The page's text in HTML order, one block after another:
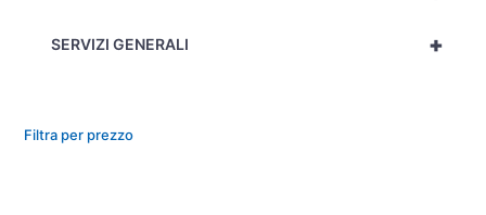
+
SERVIZI GENERALI
Filtra per prezzo